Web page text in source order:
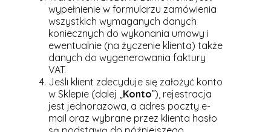
wypełnienie w formularzu zamówienia
wszystkich wymaganych danych
koniecznych do wykonania umowy i
ewentualnie (na życzenie klienta) także
danych do wygenerowania faktury
VAT.
Jeśli klient zdecyduje się założyć konto
w Sklepie (dalej „ Konto”), rejestracja
jest jednorazowa, a adres poczty e-
mail oraz wybrane przez klienta hasło